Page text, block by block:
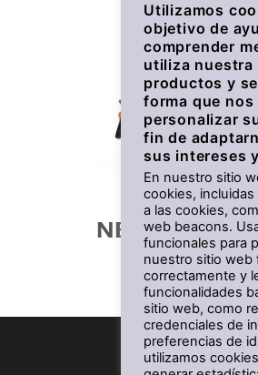
NEO's Dual
Desde 2.999
Utilizamos
objetivo de
comprender
utiliza nuestra
productos y
forma que nos
personalizar
fin de
sus intereses
En nuestro sitio
cookies,
a las cookies,
web beacons.
funcionales para
nuestro sitio web
correctamente y
funcionalidades
sitio web, como
credenciales de
preferencias de
utilizamos